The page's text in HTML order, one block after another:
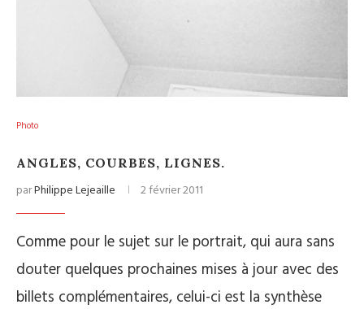
Photo
ANGLES, COURBES, LIGNES.
parPhilippe Lejeaille 2 février 2011
Comme pour le sujet sur le portrait, qui aura sans
douter quelques prochaines mises à jour avec des
billets complémentaires, celui-ci est la synthèse